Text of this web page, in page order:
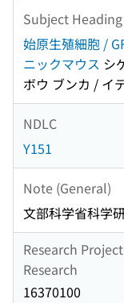
Subject Heading
始原生殖細胞 /
ニックマウス シ
ボウ ブンカ / イ
NDLC
Y151
Note (General)
文部科学省科学
Research
Research
16370100